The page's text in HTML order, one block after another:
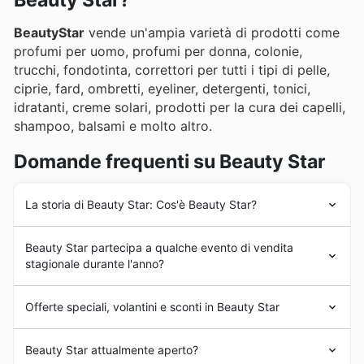
BeautyStar vende un'ampia varietà di prodotti come
profumi per uomo, profumi per donna, colonie,
trucchi, fondotinta, correttori per tutti i tipi di pelle,
ciprie, fard, ombretti, eyeliner, detergenti, tonici,
idratanti, creme solari, prodotti per la cura dei capelli,
shampoo, balsami e molto altro.
Domande frequenti su Beauty Star
La storia di Beauty Star: Cos'è Beauty Star?
dagli inizi,BeautyStar si è posta l'obiettivo di fornire ai
propri clienti cosmetici e prodotti di bellezza di altissima
qualità e dei marchi più importanti del mercato
mondiale. Negli anni successivi,BeautyStar ha subito
un forte processo di espansione commerciale con
negozi in tutto il paese.
Beauty Star partecipa a qualche evento di vendita
stagionale durante l'anno?
eventi di vendita stagionali e promozioni speciali
durante tutto l'anno, offrendo incredibili sconti e offerte.
Per scoprire le ultime offerte e i volantini Beauty Star,
come quelli per i saldi di Primavera, i saldi Estivi, il Back
Offerte speciali, volantini e sconti in Beauty Star
sulla vendita dicosmetici e prodotti di bellezza
Beauty Star attualmente aperto?